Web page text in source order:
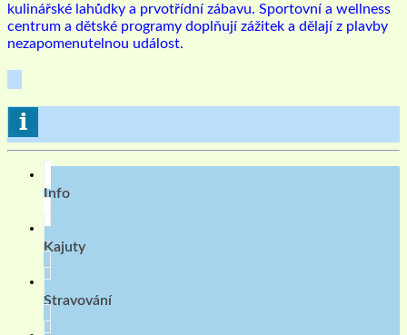
kulinářské lahůdky a prvotřídní zábavu. Sportovní a wellness
centrum a dětské programy doplňují zážitek a dělají z plavby
nezapomenutelnou událost.
Info
Kajuty
Stravování